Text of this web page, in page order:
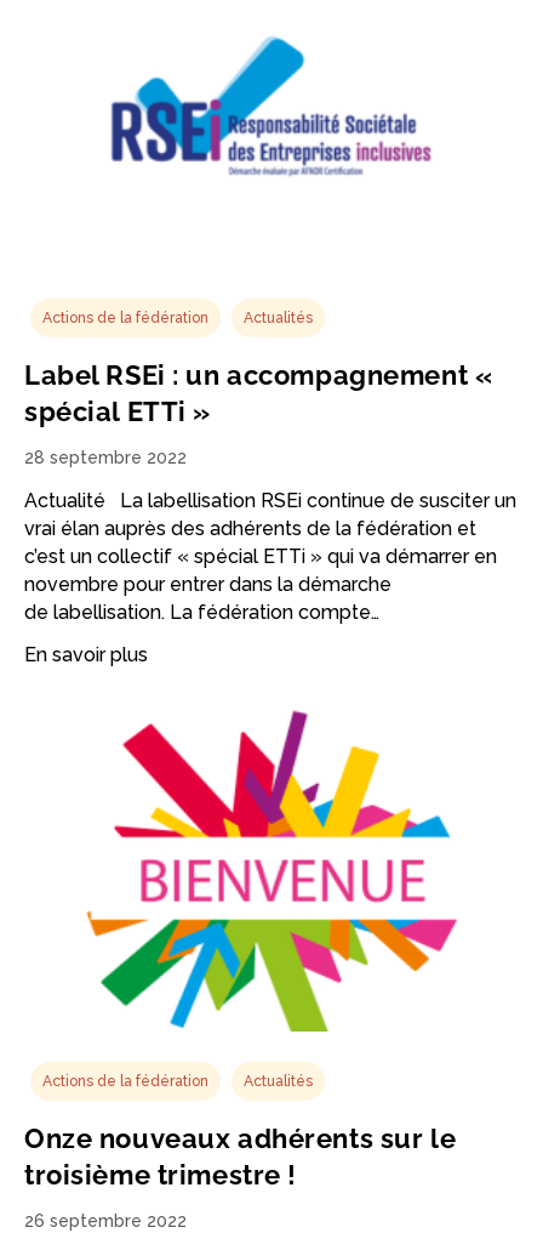
Actions de la fédération Actualités
Label RSEi : un accompagnement «
spécial ETTi »
28 septembre 2022
Actualité La labellisation RSEi continue de susciter un
vrai élan auprès des adhérents de la fédération et
c’est un collectif « spécial ETTi » qui va démarrer en
novembre pour entrer dans la démarche
de labellisation. La fédération compte…
En savoir plus
Actions de la fédération Actualités
Onze nouveaux adhérents sur le
troisième trimestre !
26 septembre 2022